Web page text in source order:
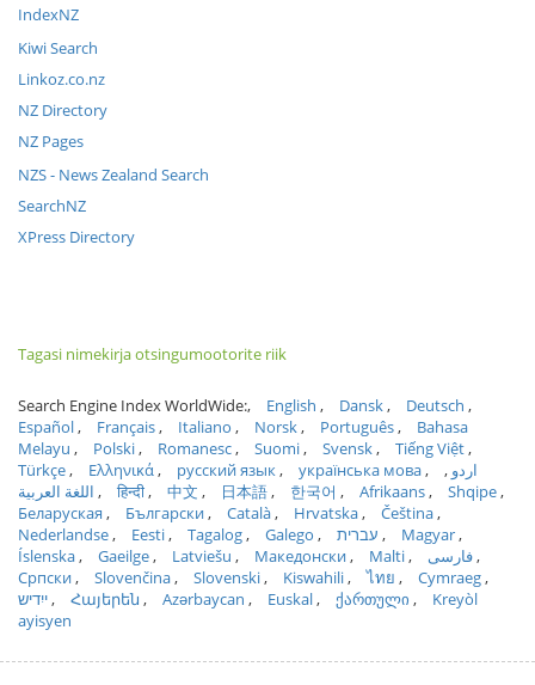
IndexNZ
Kiwi Search
Linkoz.co.nz
NZ Directory
NZ Pages
NZS - News Zealand Search
SearchNZ
XPress Directory
Tagasi nimekirja otsingumootorite riik
Search Engine Index WorldWide: English Dansk
Deutsch
Español
Français Italiano Norsk Português
Bahasa
Melayu
Polski Romanesc Suomi Svensk
Tiếng Việt
Türkçe
Ελληνικά русский язык українська мова
اردو
اللغة العربية
हिन्दी 中文 日本語 한국어 Afrikaans
Shqipe
Беларуская
Български Català Hrvatska
Čeština
Nederlandse
Eesti Tagalog Galego עברית
Magyar
Íslenska
Gaeilge Latviešu Македонски Malti
فارسی
Српски
Slovenčina Slovenski Kiswahili ไทย
Cymraeg
ייִדיש
Հայերեն Azərbaycan Euskal ქართული
Kreyòl
ayisyen